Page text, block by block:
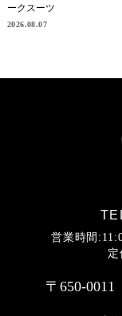
ークスーツ
2026.08.07
営業時間
〒650-